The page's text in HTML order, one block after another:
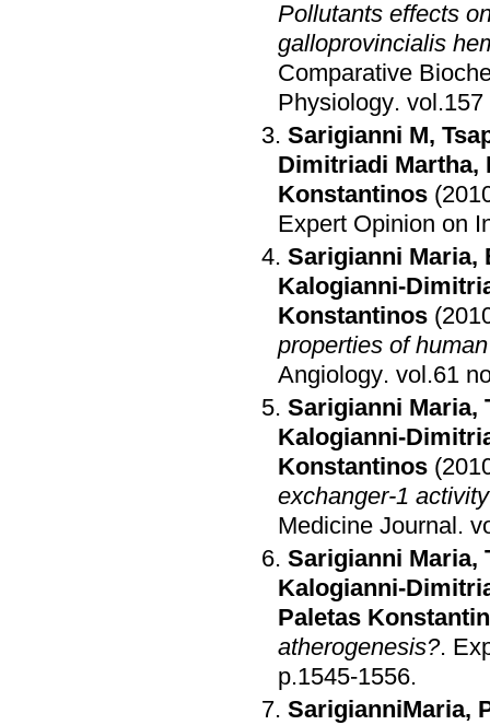
Pollutants effects
galloprovincialis
Comparative
Physiology.
Sarigianni M,
Dimitriadi Martha,
Konstantinos
Expert Opinion on
Sarigianni Maria,
Kalogianni-
Konstantinos
properties of
Angiology.
Sarigianni Maria,
Kalogianni-
Konstantinos
exchanger-1
Medicine Journal .
Sarigianni Maria,
Kalogianni-
Paletas
atherogenesis?.
p.1545-1556.
SarigianniMaria,